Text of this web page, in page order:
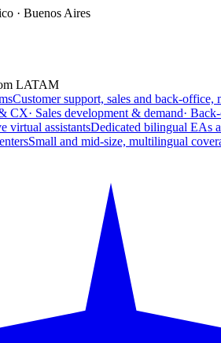
· Buenos Aires
LATAM
Customer support, sales and back-office,
CX· Sales development & demand·
virtual assistantsDedicated bilingual EAs
Small and mid-size, multilingual